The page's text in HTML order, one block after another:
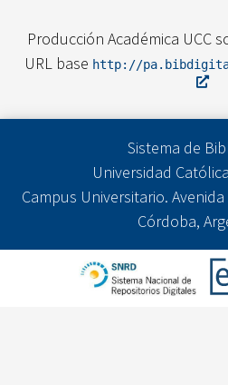
Producción Académica UCC
URL base http://
Sistema de
Universidad
Campus Universitario.
Córdoba,